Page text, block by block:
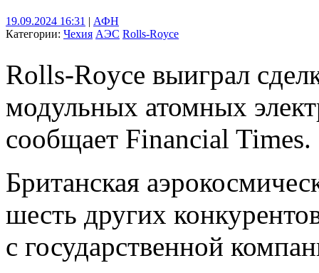
19.09.2024 16:31 | АФН
Категории: Чехия АЭС Rolls-Royce
Rolls-Royce выиграл
модульных атомных
сообщает Financial Times.
Британская
шесть других
с государственной